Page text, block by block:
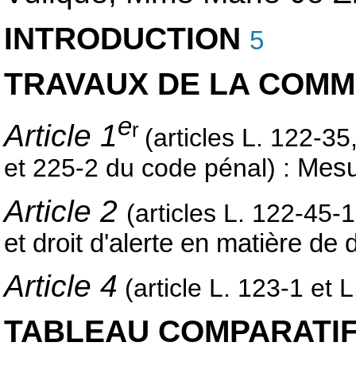
INTRODUCTION 5
TRAVAUX DE LA
Article 1er (articles L. 122-
et 225-2 du code pénal) :
Article 2 (articles L. 122-45-
et droit d'alerte en matière de
Article 4 (article L. 123-1 et
TABLEAU